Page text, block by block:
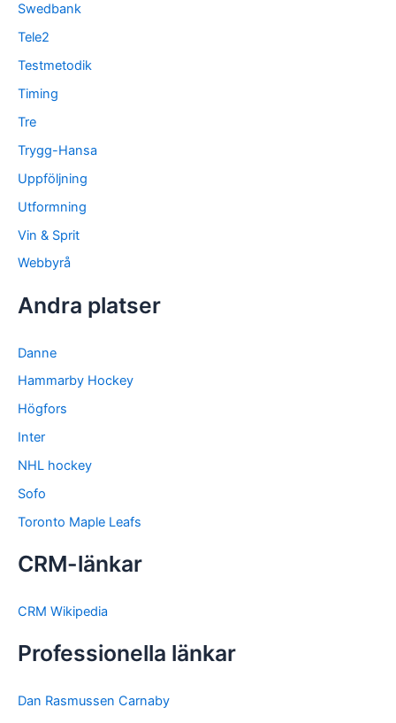
Swedbank
Tele2
Testmetodik
Timing
Tre
Trygg-Hansa
Uppföljning
Utformning
Vin & Sprit
Webbyrå
Andra platser
Danne
Hammarby Hockey
Högfors
Inter
NHL hockey
Sofo
Toronto Maple Leafs
CRM-länkar
CRM Wikipedia
Professionella länkar
Dan Rasmussen Carnaby